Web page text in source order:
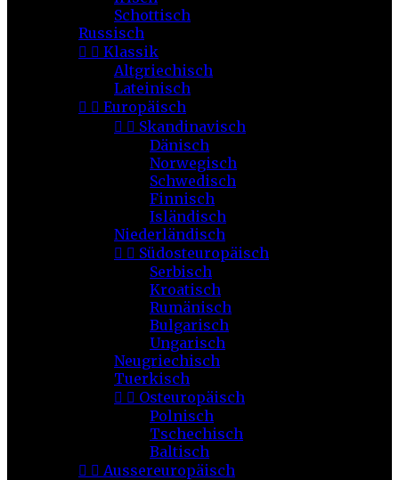
Schottisch
Russisch
  Klassik
Altgriechisch
Lateinisch
  Europäisch
  Skandinavisch
Dänisch
Norwegisch
Schwedisch
Finnisch
Isländisch
Niederländisch
  Südosteuropäisch
Serbisch
Kroatisch
Rumänisch
Bulgarisch
Ungarisch
Neugriechisch
Tuerkisch
  Osteuropäisch
Polnisch
Tschechisch
Baltisch
  Aussereuropäisch